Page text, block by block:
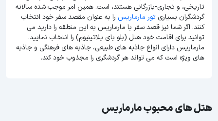
تاریخی، و تجاری-بازرگانی هستند، است. همین امر موجب شده سالانه
گردشگران بسیاریتور مارماریس را به عنوان مقصد سفر خود انتخاب
کنند. اگر شما نیز قصد سفر با مارماریس به این منطقه را دارید می
توانید برای اقامت خود هتل (بلو بای پلاتینیوم) را انتخاب نمایید.
مارماریس دارای انواع جاذبه های طبیعی، جاذبه های فرهنگی و جاذبه
های ویژه است که می تواند هر گردشگری را مجذوب خود کند.
هتل های محبوب مارماریس